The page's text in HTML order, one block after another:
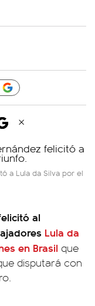
a Lula da Silva por el
al
Lula da
en Brasil que
disputará con